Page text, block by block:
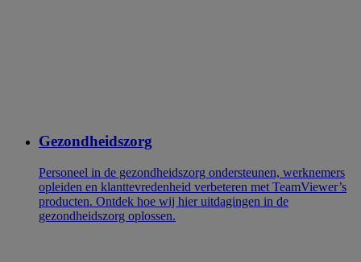
Gezondheidszorg
Personeel in de gezondheidszorg ondersteunen, werknemers
opleiden en klanttevredenheid verbeteren met TeamViewer’s
producten. Ontdek hoe wij hier uitdagingen in de
gezondheidszorg oplossen.